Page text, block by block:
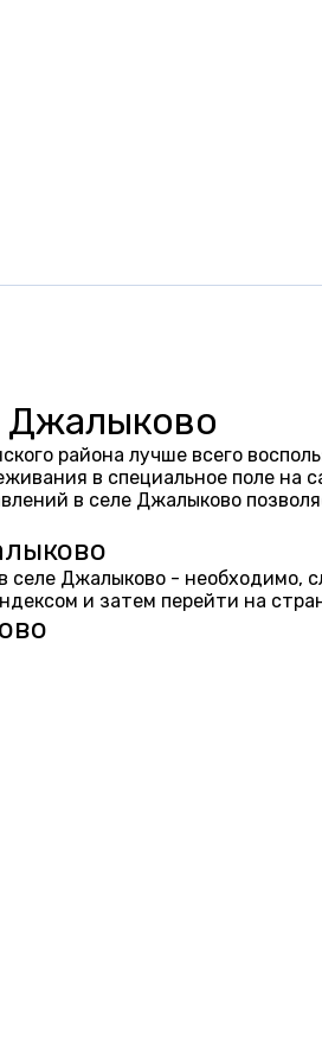
Джалыково
района лучше всего
в специальное поле на
в селе Джалыково
селе Джалыково -
и затем перейти на